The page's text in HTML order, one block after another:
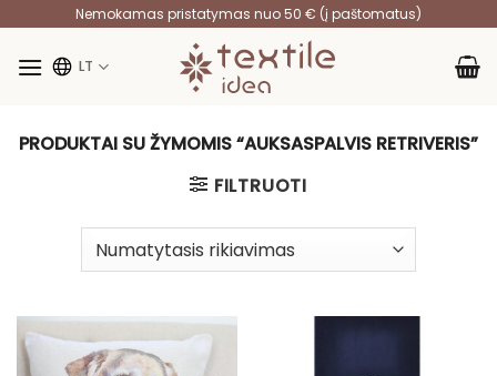
content
Nemokamas pristatymas nuo 50 € (į paštomatus)
LT
PRODUKTAI SU ŽYMOMIS “AUKSASPALVIS RETRIVERIS”
FILTRUOTI